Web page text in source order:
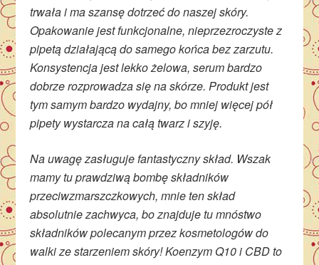
trwała i ma szansę dotrzeć do naszej skóry.
Opakowanie jest funkcjonalne, nieprzezroczyste z
pipetą działającą do samego końca bez zarzutu.
Konsystencja jest lekko żelowa, serum bardzo
dobrze rozprowadza się na skórze. Produkt jest
tym samym bardzo wydajny, bo mniej więcej pół
pipety wystarcza na całą twarz i szyję.
Na uwagę zasługuje fantastyczny skład. Wszak
mamy tu prawdziwą bombę składników
przeciwzmarszczkowych, mnie ten skład
absolutnie zachwyca, bo znajduje tu mnóstwo
składników polecanym przez kosmetologów do
walki ze starzeniem skóry! Koenzym Q10 i CBD to